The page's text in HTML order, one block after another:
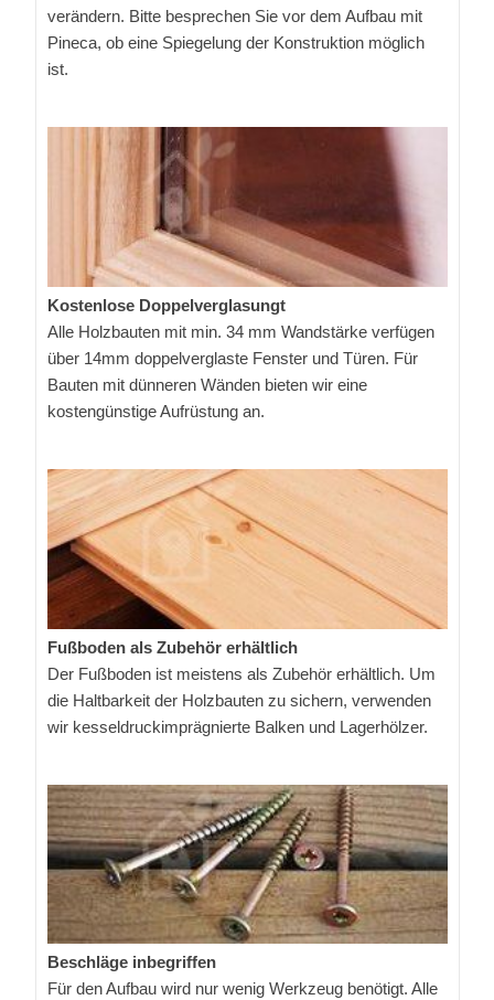
verändern. Bitte besprechen Sie vor dem Aufbau mit
Pineca, ob eine Spiegelung der Konstruktion möglich
ist.
Kostenlose Doppelverglasungt
Alle Holzbauten mit min. 34 mm Wandstärke verfügen
über 14mm doppelverglaste Fenster und Türen. Für
Bauten mit dünneren Wänden bieten wir eine
kostengünstige Aufrüstung an.
Fußboden als Zubehör erhältlich
Der Fußboden ist meistens als Zubehör erhältlich. Um
die Haltbarkeit der Holzbauten zu sichern, verwenden
wir kesseldruckimprägnierte Balken und Lagerhölzer.
Beschläge inbegriffen
Für den Aufbau wird nur wenig Werkzeug benötigt. Alle